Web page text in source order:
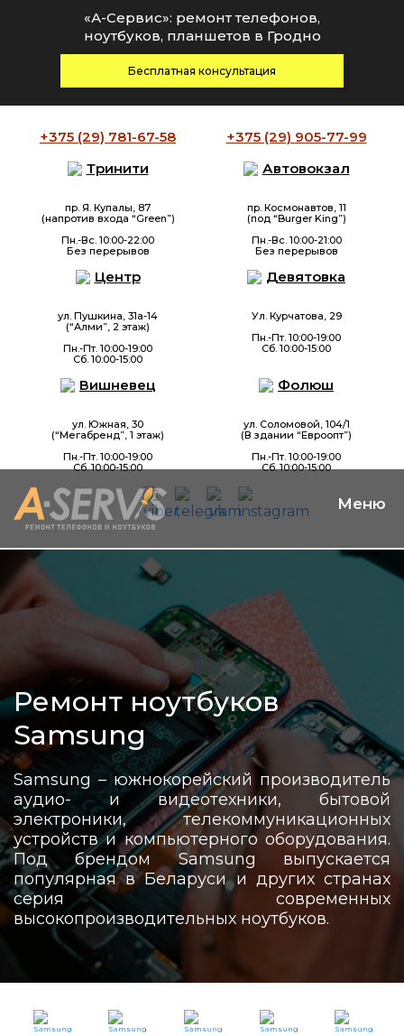
+375 (29) 781-67-58 +375 (29) 905-77-99
Тринити
пр. Я. Купалы, 87
(напротив входа “Green”)
Пн.-Вс. 10:00-22:00
Без перерывов
Автовокзал
пр. Космонавтов, 11
(под “Burger King”)
Пн.-Вс. 10:00-21:00
Без перерывов
Центр
ул. Пушкина, 31а-14
(“Алми”, 2 этаж)
Пн.-Пт. 10:00-19:00
Сб. 10:00-15:00
Девятовка
Ул. Курчатова, 29
Пн.-Пт. 10:00-19:00
Сб. 10:00-15:00
Вишневец
ул. Южная, 30
(“Мегабренд”, 1 этаж)
Пн.-Пт. 10:00-19:00
Сб. 10:00-15:00
Фолюш
ул. Соломовой, 104/1
(В здании “Евроопт”)
Пн.-Пт. 10:00-19:00
Сб. 10:00-15:00
«А-Сервис»: ремонт телефонов,
ноутбуков, планшетов в Гродно
Бесплатная консультация
Ремонт ноутбуков
Samsung
Samsung – южнокорейский производитель
аудио- и видеотехники, бытовой
электроники, телекоммуникационных
устройств и компьютерного оборудования.
Под брендом Samsung выпускается
популярная в Беларуси и других странах
серия современных
высокопроизводительных ноутбуков.